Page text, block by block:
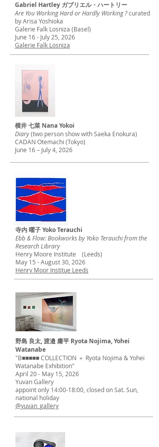
Gabriel Hartley ガブリエル・ハートリー
Are You Working Hard or Hardly Working ?curated
by Arisa Yoshioka
Galerie Falk Losniza (Basel)
June 16 - July 25, 2026
Galerie Falk Losniza
横井 七菜 Nana Yokoi
Diary(two person show with Saeka Enokura)
CADAN Otemachi (Tokyo)
June 16 – July 4, 2026
寺内 曜子 Yoko Terauchi
Ebb & Flow: Bookworks by Yoko Terauchi from the
Research Library
Henry Moore Institute (Leeds)
May 15 - August 30, 2026
Henry Moor Institue Leeds
野島 良太, 渡邉 庸平 Ryota Nojima, Yohei
Watanabe
"B■■■■■ COLLECTION ＋ Ryota Nojima & Yohei
Watanabe Exhibition"
April 20 - May 15, 2026
Yuvan Gallery
appoint only 14:00-18:00, closed on Sat. Sun,
national holiday
@yuvan_gallery